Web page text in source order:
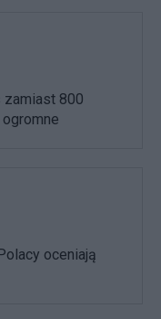
zamiast 800
oceniają